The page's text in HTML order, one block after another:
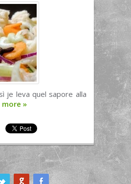
je leva quel sapore alla
more »